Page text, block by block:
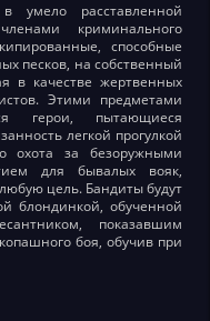
умело расставленной
криминального
способные
песков, на собственный
в качестве жертвенных
Этими предметами
герои, пытающиеся
легкой прогулкой
охота за безоружными
для бывалых вояк,
цель. Бандиты будут
блондинкой, обученной
показавшим
боя, обучив при